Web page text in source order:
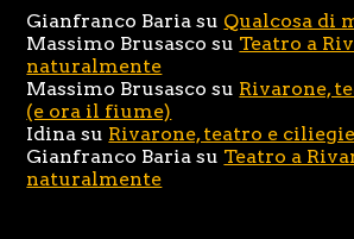
Gianfranco Baria su Qualcosa di
Massimo Brusasco su Teatro a
naturalmente
Massimo Brusasco su Rivarone,
(e ora il fiume)
Idina su Rivarone, teatro e
Gianfranco Baria su Teatro a
naturalmente